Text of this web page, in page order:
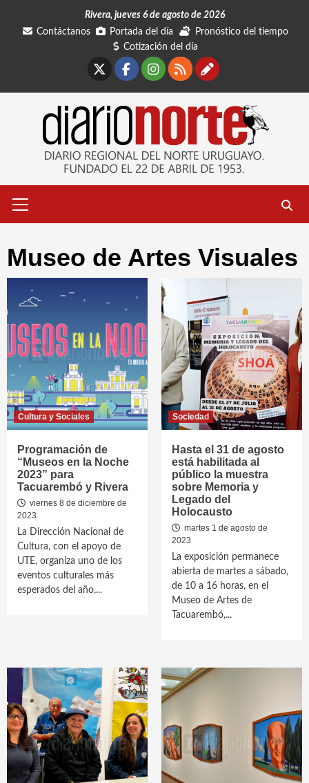
Rivera, jueves 6 de agosto de 2026
Contáctanos
Portada del día
Pronóstico del tiempo
Cotización del día
Facebook
Instagram
RSSContáctanos
primario
Museo de Artes Visuales
Cultura y Sociales
Programación de
“Museos en la Noche
2023” para
Tacuarembó y Rivera
viernes 8 de diciembre de
2023
La Dirección Nacional de
Cultura, con el apoyo de
UTE, organiza uno de los
eventos culturales más
esperados del año,...
Sociedad
Hasta el 31 de agosto
está habilitada al
público la muestra
sobre Memoria y
Legado del
Holocausto
martes 1 de agosto de
2023
La exposición permanece
abierta de martes a sábado,
de 10 a 16 horas, en el
Museo de Artes de
Tacuarembó,...